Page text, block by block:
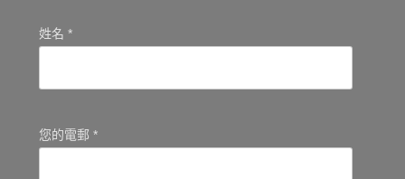
姓名 *
您的電郵 *